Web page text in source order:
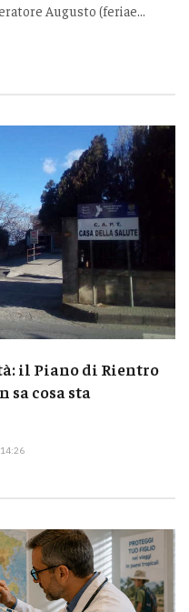
Augusto (feriae...
il Piano di Rientro
sa cosa sta
14:26